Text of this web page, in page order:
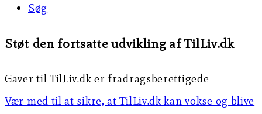
Søg
Støt den fortsatte udvikling af TilLiv.dk
Gaver til TilLiv.dk er fradragsberettigede
Vær med til at sikre, at TilLiv.dk kan vokse og blive